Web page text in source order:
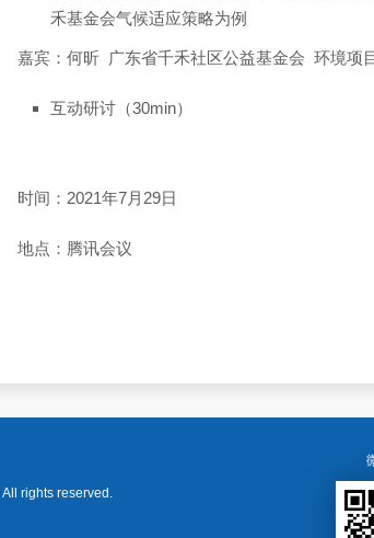
禾基金会气候适应策略为例
嘉宾：何昕 广东省千禾社区公益基金会 环境项
互动研讨（30min）
时间：2021年7月29日
地点：腾讯会议
All rights reserved.